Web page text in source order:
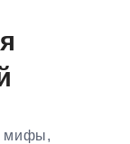
мифы,